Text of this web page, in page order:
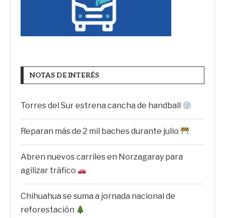
NOTAS DE INTERÉS
Torres del Sur estrena cancha de handball
Reparan más de 2 mil baches durante julio
Abren nuevos carriles en Norzagaray para
agilizar tráfico
Chihuahua se suma a jornada nacional de
reforestación